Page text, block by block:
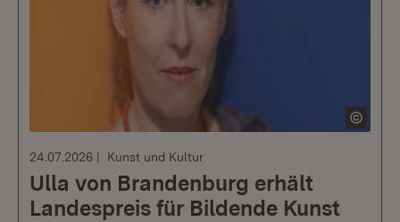
24.07.2026 Kunst und Kultur
Ulla von Brandenburg erhält
Landespreis für Bildende Kunst